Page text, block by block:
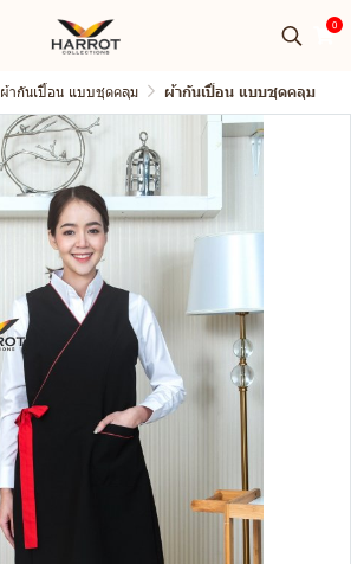
0
ผ้ากันเปื้อน แบบชุดคลุม ผ้ากันเปื้อน แบบชุดคลุม